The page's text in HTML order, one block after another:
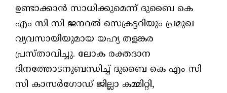
ഉണ്ടാക്കാൻ സാധിക്കുമെന്ന് ദുബൈ കെ
എം സി സി ജനറൽ സെക്രട്ടറിയും പ്രമുഖ
വ്യവസായിയുമായ യഹ്യ തളങ്കര
പ്രസ്താവിച്ചു. ലോക രക്തദാന
ദിനത്തോടനുബന്ധിച്ച് ദുബൈ കെ എം സി
സി കാസർഗോഡ് ജില്ലാ കമ്മിറ്റി,